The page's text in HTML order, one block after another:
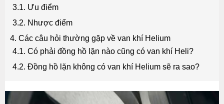
3.1. Ưu điểm
3.2. Nhược điểm
4. Các câu hỏi thường gặp về van khí Helium
4.1. Có phải đồng hồ lặn nào cũng có van khí Heli?
4.2. Đồng hồ lặn không có van khí Helium sẽ ra sao?